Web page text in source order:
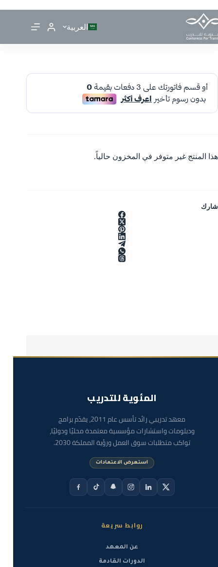
العربية
هذا المنتج غير متوفر في المخزون حالياً.
شارك
المئوية للتدريب
معهد تدريبي رائد تأسس عام 2011، يقدّم برامج
ودبلومات واستشارات مؤسسية معتمدة محليًا ودوليًا،
تواكب متطلبات سوق العمل ورؤية المملكة 2030.
استعرض الاعتمادات
روابط سريعة
عن المعهد
الدورات القادمة